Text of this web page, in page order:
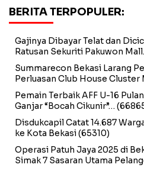
BERITA TERPOPULER:
Gajinya Dibayar Telat dan
Ratusan Sekuriti Pakuwon
Summarecon Bekasi Larang
Perluasan Club House Cluster
Pemain Terbaik AFF U-16
Ganjar “Bocah Cikunir”…
Disdukcapil Catat 14.687
ke Kota Bekasi(65310)
Operasi Patuh Jaya 2025 di
Simak 7 Sasaran Utama